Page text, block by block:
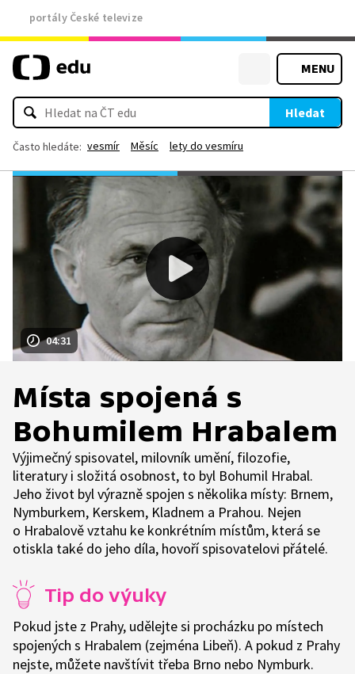
portály České televize
MENU
Hledat
Často hledáte: vesmír Měsíc lety do vesmíru
04:31
Místa spojená s
Bohumilem Hrabalem
Výjimečný spisovatel, milovník umění, filozofie,
literatury i složitá osobnost, to byl Bohumil Hrabal.
Jeho život byl výrazně spojen s několika místy: Brnem,
Nymburkem, Kerskem, Kladnem a Prahou. Nejen
o Hrabalově vztahu ke konkrétním místům, která se
otiskla také do jeho díla, hovoří spisovatelovi přátelé.
Tip do výuky
Pokud jste z Prahy, udělejte si procházku po místech
spojených s Hrabalem (zejména Libeň). A pokud z Prahy
nejste, můžete navštívit třeba Brno nebo Nymburk.